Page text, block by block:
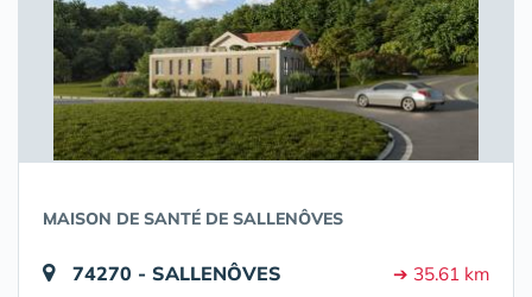
MAISON DE SANTÉ DE SALLENÔVES
74270 - SALLENÔVES ➔ 35.61 km